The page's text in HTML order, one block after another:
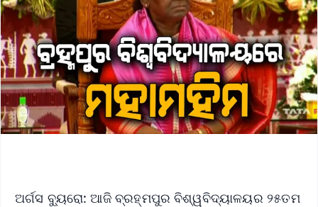
ଅର୍ଗସ ବ୍ୟୁରୋ: ଆଜି ବ୍ରହ୍ମପୁର ବିଶ୍ୱବିଦ୍ୟାଳୟର ୨୫ତମ